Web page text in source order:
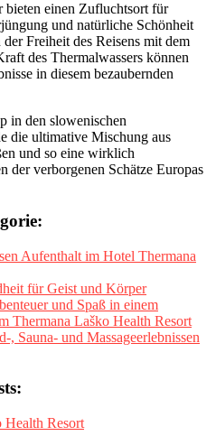
bieten einen Zufluchtsort für
und natürliche Schönheit
Freiheit des Reisens mit dem
des Thermalwassers können
in diesem bezaubernden
in den slowenischen
die ultimative Mischung aus
und so eine wirklich
der verborgenen Schätze Europas
Aufenthalt im Hotel Thermana
für Geist und Körper
und Spaß in einem
Thermana Laško Health Resort
Sauna- und Massageerlebnissen